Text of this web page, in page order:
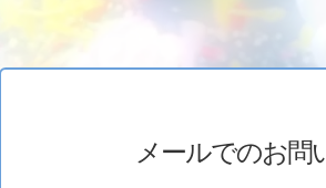
メールでのお問